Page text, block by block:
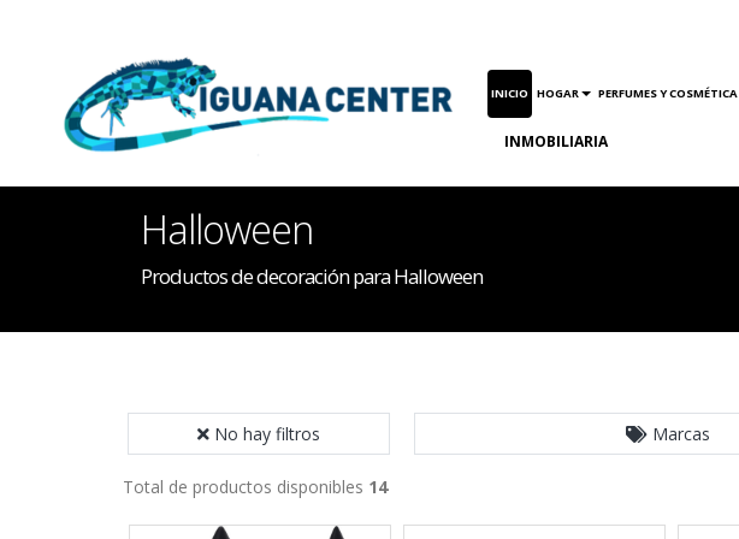
INICIO HOGAR PERFUMES Y COSMÉTICA
INMOBILIARIA
Halloween
Productos de decoración para Halloween
No hay filtros Marcas
Total de productos disponibles 14